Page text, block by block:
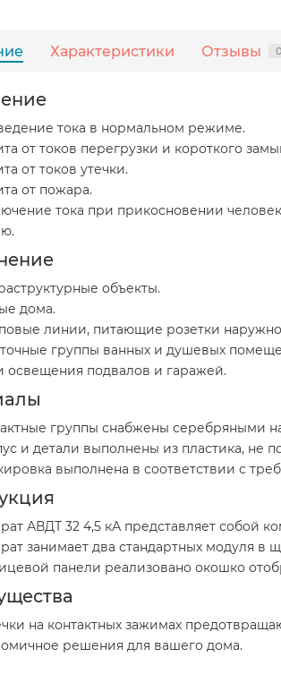
Характеристики Отзывы 0
тока в нормальном режиме.
от токов перегрузки и короткого
от токов утечки.
от пожара.
тока при прикосновении
объекты.
дома.
линии, питающие розетки
группы ванных и душевых
освещения подвалов и гаражей.
группы снабжены серебряными
и детали выполнены из пластика, не
выполнена в соответствии с
АВДТ 32 4,5 кА представляет собой
занимает два стандартных модуля в
панели реализовано окошко
на контактных зажимах
решения для вашего дома.